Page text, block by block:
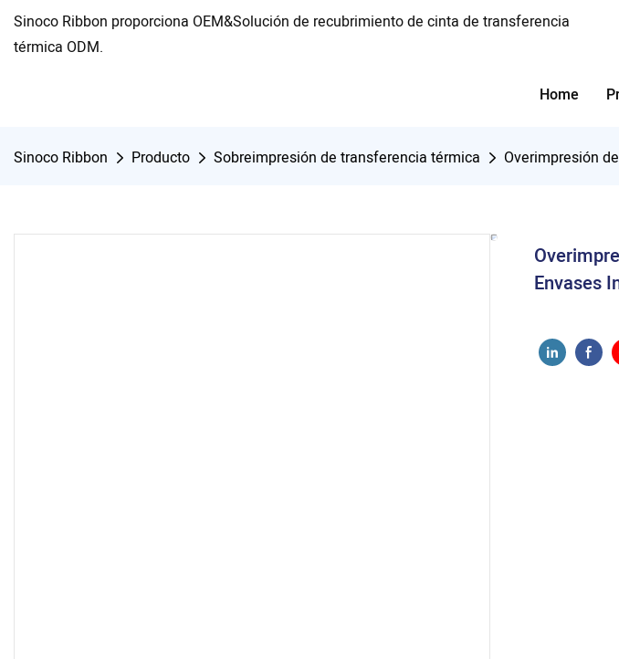
Sinoco Ribbon proporciona OEM&Solución de recubrimiento de cinta de transferencia
térmica ODM.
Home
Sinoco Ribbon Producto Sobreimpresión de transferencia térmica Overimpresión
Envases